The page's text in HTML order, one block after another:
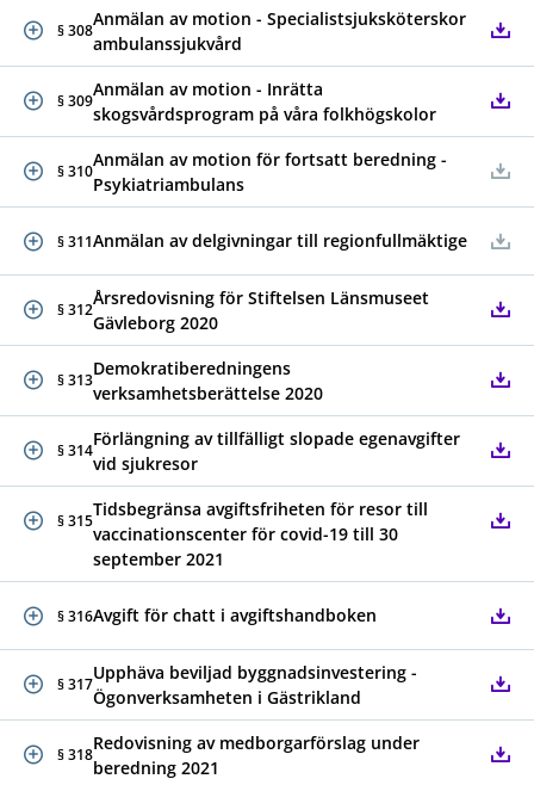
§ 308
Anmälan av motion - Specialistsjuksköterskor
ambulanssjukvård
§ 309
Anmälan av motion - Inrätta
skogsvårdsprogram på våra folkhögskolor
§ 310
Anmälan av motion för fortsatt beredning -
Psykiatriambulans
§ 311Anmälan av delgivningar till regionfullmäktige
§ 312
Årsredovisning för Stiftelsen Länsmuseet
Gävleborg 2020
§ 313
Demokratiberedningens
verksamhetsberättelse 2020
§ 314
Förlängning av tillfälligt slopade egenavgifter
vid sjukresor
§ 315
Tidsbegränsa avgiftsfriheten för resor till
vaccinationscenter för covid-19 till 30
september 2021
§ 316Avgift för chatt i avgiftshandboken
§ 317
Upphäva beviljad byggnadsinvestering -
Ögonverksamheten i Gästrikland
§ 318
Redovisning av medborgarförslag under
beredning 2021